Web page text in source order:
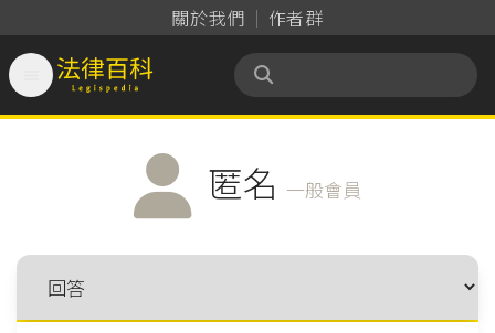
關於我們 作者群
法律百科 Legispedia
匿名 一般會員